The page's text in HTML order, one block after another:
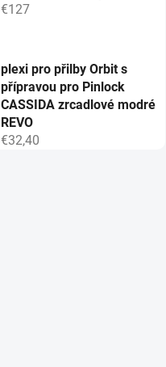
€127
plexi pro přilby Orbit s
přípravou pro Pinlock
CASSIDA zrcadlové modré
REVO
€32,40